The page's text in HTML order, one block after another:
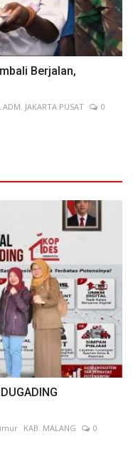
Berjalan,
ADM. JAKARTA PUSAT
0
KAB. MALANG
0